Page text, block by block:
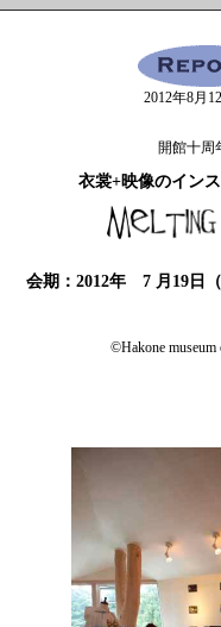
2012年8月
開館十周
衣裳+映像のイン
会期：2012年 7 月19日
©Hakone museum